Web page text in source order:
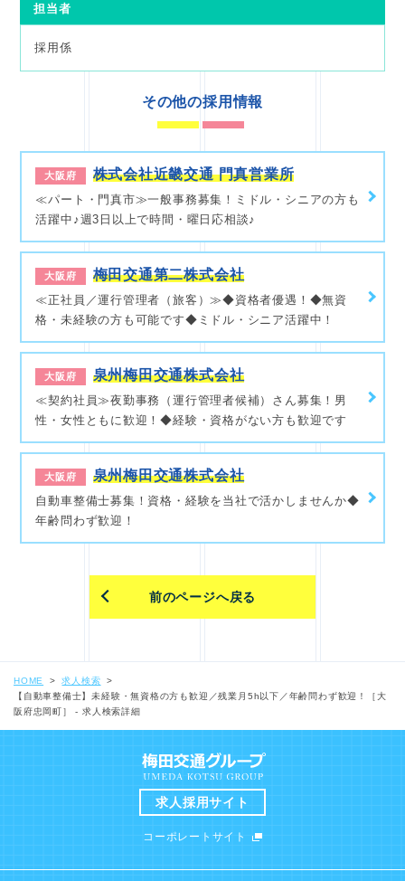
担当者
採用係
その他の採用情報
大阪府 株式会社近畿交通 門真営業所
≪パート・門真市≫一般事務募集！ミドル・シニアの方も
活躍中♪週3日以上で時間・曜日応相談♪
大阪府 梅田交通第二株式会社
≪正社員／運行管理者（旅客）≫◆資格者優遇！◆無資
格・未経験の方も可能です◆ミドル・シニア活躍中！
大阪府 泉州梅田交通株式会社
≪契約社員≫夜勤事務（運行管理者候補）さん募集！男
性・女性ともに歓迎！◆経験・資格がない方も歓迎です
大阪府 泉州梅田交通株式会社
自動車整備士募集！資格・経験を当社で活かしませんか◆
年齢問わず歓迎！
前のページへ戻る
HOME
求人検索
【自動車整備士】未経験・無資格の方も歓迎／残業月5h以下／年齢問わず歓迎！［大
阪府忠岡町］ - 求人検索詳細
求人採用サイト
コーポレートサイト